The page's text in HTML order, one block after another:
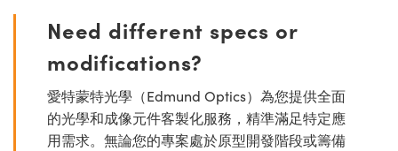
Need different specs or
modifications?
愛特蒙特光學（Edmund Optics）為您提供全面
的光學和成像元件客製化服務，精準滿足特定應
用需求。無論您的專案處於原型開發階段或籌備